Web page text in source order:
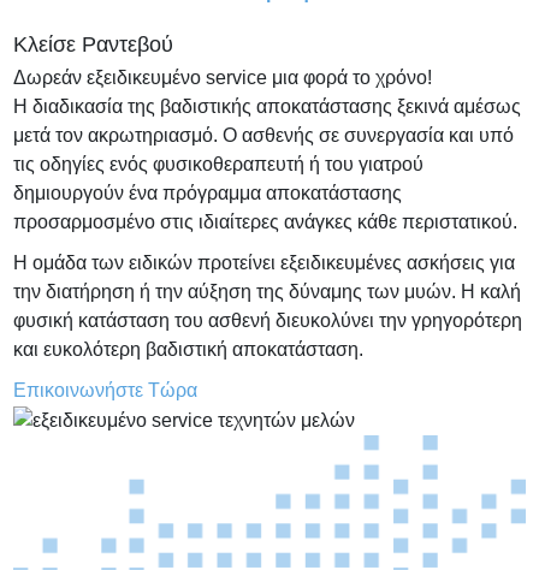
Κλείσε Ραντεβού
Δωρεάν εξειδικευμένο service μια φορά το χρόνο!
Η διαδικασία της βαδιστικής αποκατάστασης ξεκινά αμέσως
μετά τον ακρωτηριασμό. Ο ασθενής σε συνεργασία και υπό
τις οδηγίες ενός φυσικοθεραπευτή ή του γιατρού
δημιουργούν ένα πρόγραμμα αποκατάστασης
προσαρμοσμένο στις ιδιαίτερες ανάγκες κάθε περιστατικού.
Η ομάδα των ειδικών προτείνει εξειδικευμένες ασκήσεις για
την διατήρηση ή την αύξηση της δύναμης των μυών. Η καλή
φυσική κατάσταση του ασθενή διευκολύνει την γρηγορότερη
και ευκολότερη βαδιστική αποκατάσταση.
Επικοινωνήστε Τώρα